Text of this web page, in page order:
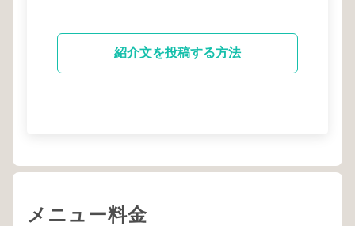
紹介文を投稿する方法
メニュー料金